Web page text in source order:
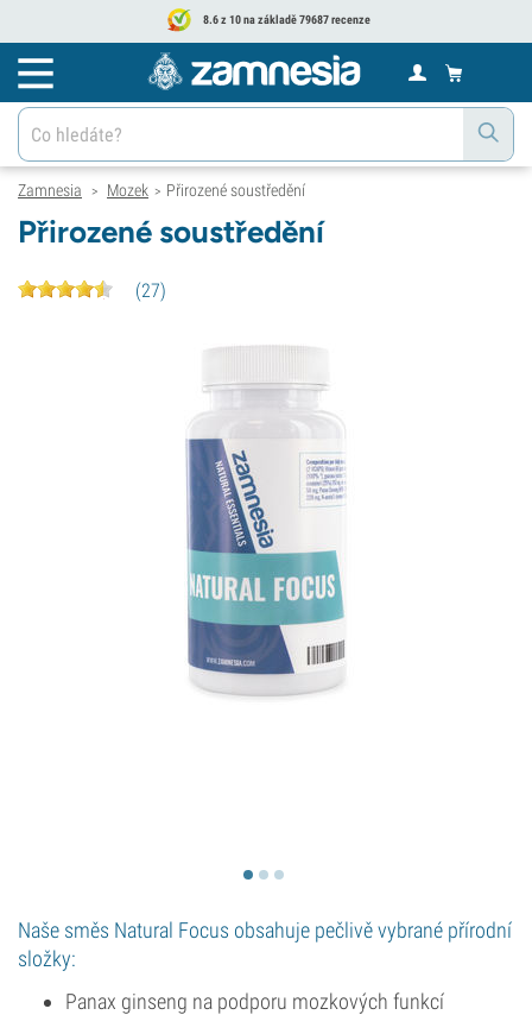
8.6 z 10 na základě 79687 recenze
Zamnesia > Mozek > Přirozené soustředění
Přirozené soustředění
(27)
Naše směs Natural Focus obsahuje pečlivě vybrané přírodní
složky:
Panax ginseng na podporu mozkových funkcí